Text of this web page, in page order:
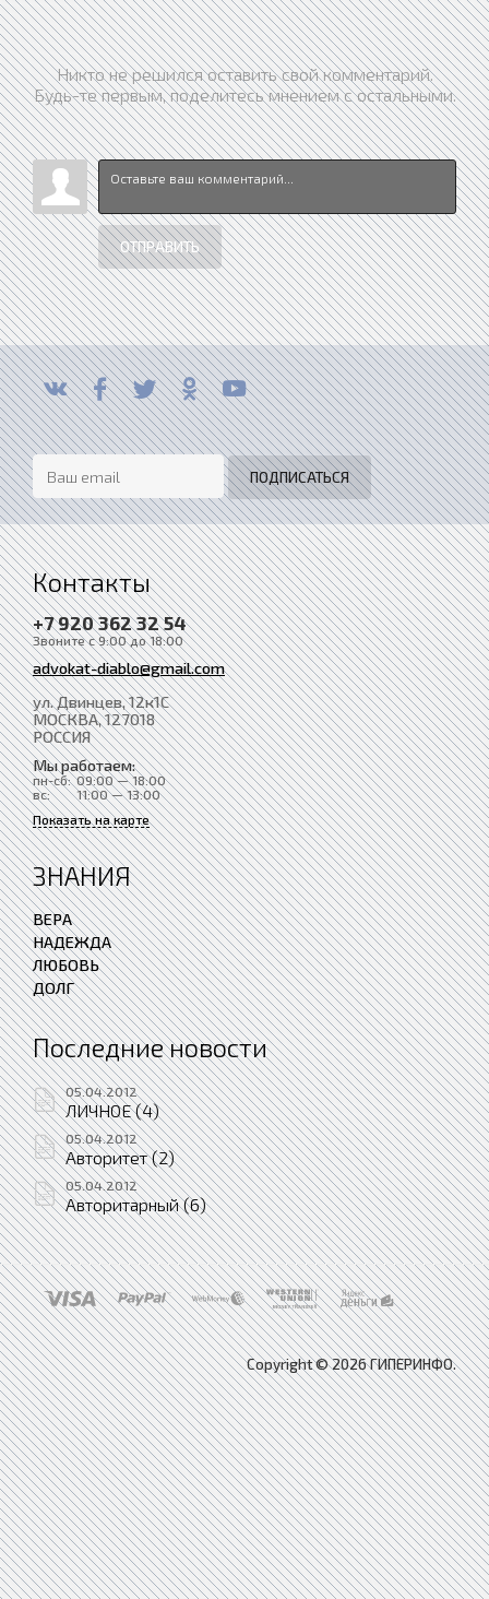
Никто не решился оставить свой комментарий.
Будь-те первым, поделитесь мнением с остальными.
ОТПРАВИТЬ
Контакты
+7 920 362 32 54
Звоните с 9:00 до 18:00
advokat-diablo@gmail.com
ул. Двинцев, 12к1С
МОСКВА, 127018
РОССИЯ
Мы работаем:
пн-сб: 09:00 — 18:00
вс:
11:00 — 13:00
Показать на карте
ЗНАНИЯ
ВЕРА
НАДЕЖДА
ЛЮБОВЬ
ДОЛГ
Последние новости
05.04.2012
ЛИЧНОЕ (4)
05.04.2012
Авторитет (2)
05.04.2012
Авторитарный (6)
Copyright © 2026 ГИПЕРИНФО.